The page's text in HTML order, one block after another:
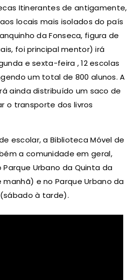
Itinerantes de antigamente,
locais mais isolados do país
da Fonseca, figura de
foi principal mentor) irá
e sexta-feira , 12 escolas
um total de 800 alunos. A
ainda distribuído um saco de
o transporte dos livros
escolar, a Biblioteca Móvel de
a comunidade em geral,
Urbano da Quinta da
e no Parque Urbano da
à tarde).